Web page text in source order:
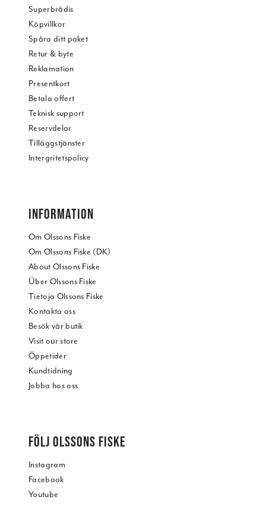
Superbrådis
Köpvillkor
Spåra ditt paket
Retur & byte
Reklamation
Presentkort
Betala offert
Teknisk support
Reservdelar
Tilläggstjänster
Intergritetspolicy
INFORMATION
Om Olssons Fiske
Om Olssons Fiske (DK)
About Olssons Fiske
Über Olssons Fiske
Tietoja Olssons Fiske
Kontakta oss
Besök vår butik
Visit our store
Öppetider
Kundtidning
Jobba hos oss
FÖLJ OLSSONS FISKE
Instagram
Facebook
Youtube